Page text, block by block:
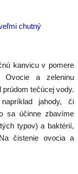
chutný
kanvicu v pomere
Ovocie a zeleninu
tečúcej vody.
jahody, či
sa účinne zbavíme
typov) a baktérií,
čistenie ovocia a